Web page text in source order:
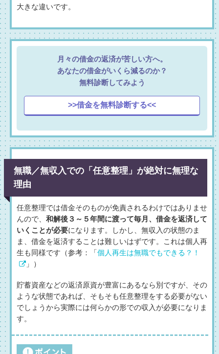
大きな違いです。
月々の借金の返済が苦しい方へ。
あなたの借金がいくら減るのか？
無料診断してみよう
>>借金を無料診断する<<
無職／無収入での「任意整理」が絶対に無理な
理由
任意整理では借金そのものが免責されるわけではありませ
んので、 和解後３～５年間に渡って毎月、借金を返済して
いくことが必要になります。しかし、無収入の状態のま
ま、借金を返済することは難しいはずです。これは個人再
生も同様です（参考：「 個人再生は無職でもできる？！
」）
貯蓄資産などの返済原資が豊富にあるなら別ですが、その
ような状態であれば、そもそも任意整理をする必要がない
でしょうから実際には何らかの形での収入が必要になりま
す。